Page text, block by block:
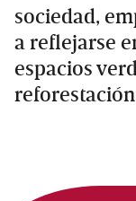
sociedad,
a reflejarse
espacios
Primary